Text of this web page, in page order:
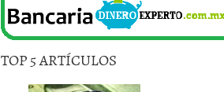
TOP 5 ARTÍCULOS